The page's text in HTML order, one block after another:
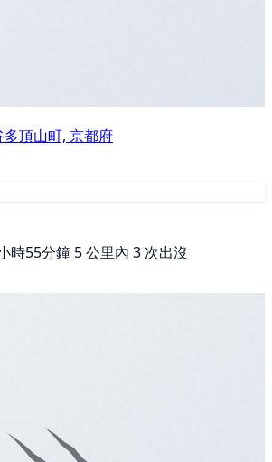
頂山町, 京都府
時55分鐘 5 公里內 3 次出沒